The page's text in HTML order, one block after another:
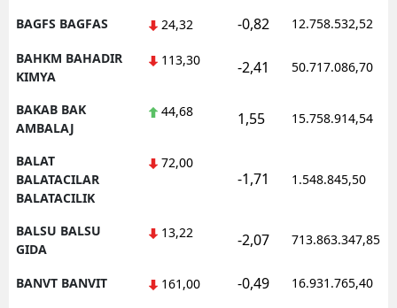
BAGFS BAGFAS 24,32 -0,82 12.758.532,52
BAHKM BAHADIR
KIMYA
113,30 -2,41 50.717.086,70
BAKAB BAK
AMBALAJ
44,68 1,55 15.758.914,54
BALAT
BALATACILAR
BALATACILIK
72,00
-1,71 1.548.845,50
BALSU BALSU
GIDA
13,22 -2,07 713.863.347,85
BANVT BANVIT 161,00 -0,49 16.931.765,40